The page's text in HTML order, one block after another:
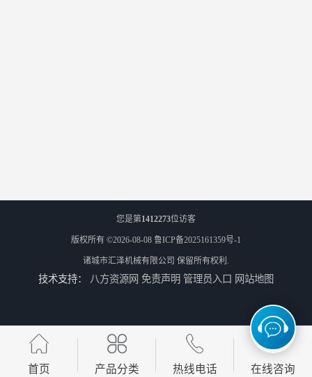
您是第1412273位访客
版权所有 ©2026-08-08 鲁ICP备2025161359号-1
诸城市汇泽机械有限公司 保留所有权利.
技术支持： 八方资源网 免责声明 管理员入口 网站地图
首页 产品分类 热线电话 在线咨询